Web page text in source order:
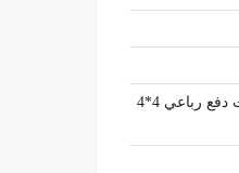
SUV car rental – تأجير سيارات دفع رباعي 4*4